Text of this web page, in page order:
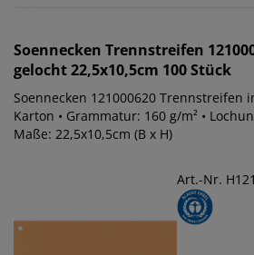
Soennecken Trennstreifen
gelocht 22,5x10,5cm 100 Stück
Soennecken 121000620 Trennstreifen
Karton • Grammatur: 160 g/m² •
Maße: 22,5x10,5cm (B x H)
Art.-Nr.